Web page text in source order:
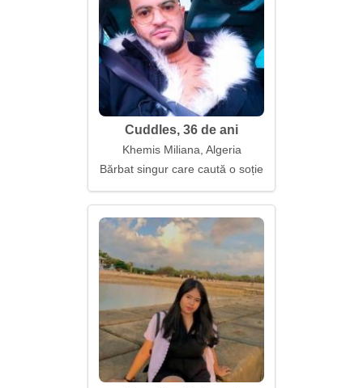
Cuddles, 36 de ani
Khemis Miliana, Algeria
Bărbat singur care caută o soție